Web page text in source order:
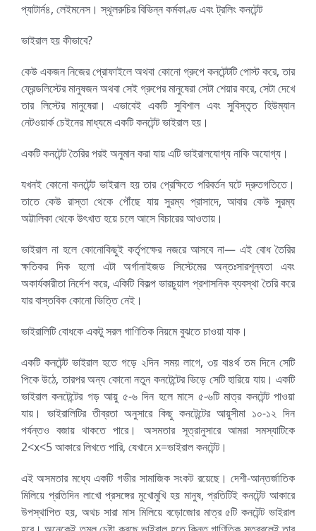
প্যাটার্ন৪, লেইমনেস। স্থূলরুচির বিভিন্ন কর্মকাণ্ড এবং ট্রলিং কনটেন্ট
ভাইরাল হয় কীভাবে?
কেউ একজন নিজের প্রোফাইলে অথবা কোনো গ্রুপে কনটেন্টটি পোস্ট করে, তার
ফ্রেন্ডলিস্টের মানুষজন অথবা সেই গ্রুপের মানুষেরা সেটা শেয়ার করে, সেটা দেখে
তার লিস্টের মানুষেরা। এভাবেই একটি সুবিশাল এবং সুবিস্তৃত হিউম্যান
নেটওয়ার্ক চেইনের মাধ্যমে একটি কনটেন্ট ভাইরাল হয়।
একটি কনটেন্ট তৈরির পরই অনুমান করা যায় এটি ভাইরালযোগ্য নাকি অযোগ্য।
যখনই কোনো কনটেন্ট ভাইরাল হয় তার প্রেক্ষিতে পরিবর্তন ঘটে দ্রুতগতিতে।
তাতে কেউ রাস্তা থেকে পৌঁছে যায় সুরম্য প্রাসাদে, আবার কেউ সুরম্য
অট্টালিকা থেকে উৎখাত হয়ে চলে আসে বিচারের আওতায়।
ভাইরাল না হলে কোনোকিছুই কর্তৃপক্ষের নজরে আসবে না— এই বোধ তৈরির
ক্ষতিকর দিক হলো এটা অর্গানাইজড সিস্টেমের অন্তঃসারশূন্যতা এবং
অকার্যকারীতা নির্দেশ করে, একিটি বিকল্প ভারচুয়াল প্রশাসনিক ব্যবস্থা তৈরি করে
যার বাস্তবিক কোনো ভিত্তি নেই।
ভাইরালিটি বোধকে একটু সরল গাণিতিক নিয়মে বুঝতে চাওয়া যাক।
একটি কনটেন্ট ভাইরাল হতে গড়ে ২দিন সময় লাগে, ৩য় বা৪র্থ তম দিনে সেটি
পিকে উঠে, তারপর অন্য কোনো নতুন কনটেন্টের ভিড়ে সেটি হারিয়ে যায়। একটি
ভাইরাল কনটেন্টের গড় আয়ু ৫-৬ দিন হলে মাসে ৫-৬টি মাত্র কনটেন্ট পাওয়া
যায়। ভাইরালিটির তীব্রতা অনুসারে কিছু কনটেন্টের আয়ুসীমা ১০-১২ দিন
পর্যন্তও বজায় থাকতে পারে। অসমতার সূত্রানুসারে আমরা সমস্যাটিকে
2<x<5 আকারে লিখতে পারি, যেখানে x=ভাইরাল কনটেন্ট।
এই অসমতার মধ্যে একটি গভীর সামাজিক সংকট রয়েছে। দেশী-আন্তর্জাতিক
মিলিয়ে প্রতিদিন লাখো প্রসঙ্গের মুখোমুখি হয় মানুষ, প্রতিটিই কনটেন্ট আকারে
উপস্থাপিত হয়, অথচ সারা মাস মিলিয়ে বড়োজোর মাত্র ৫টি কনটেন্ট ভাইরাল